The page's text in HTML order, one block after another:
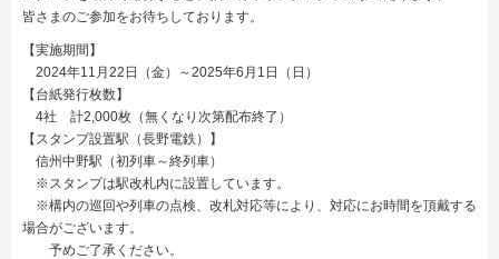
皆さまのご参加をお待ちしております。
【実施期間】
2024年11月22日（金）～2025年6月1日（日）
【台紙発行枚数】
4社 計2,000枚（無くなり次第配布終了）
【スタンプ設置駅（長野電鉄）】
信州中野駅（初列車～終列車）
※スタンプは駅改札内に設置しています。
※構内の巡回や列車の点検、改札対応等により、対応にお時間を頂戴する
場合がございます。
予めご了承ください。